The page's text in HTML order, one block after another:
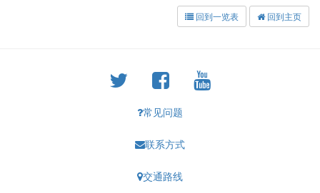
回到一览表 回到主页
常见问题
联系方式
交通路线